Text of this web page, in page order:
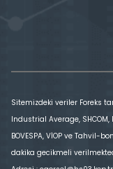
Sitemizdeki veriler Foreks
Industrial Average, SHCOM,
BOVESPA, VİOP ve Tahvil-
dakika gecikmeli